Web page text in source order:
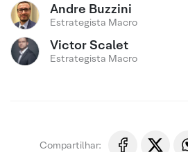
Andre Buzzini
Estrategista Macro
Victor Scalet
Estrategista Macro
Compartilhar: